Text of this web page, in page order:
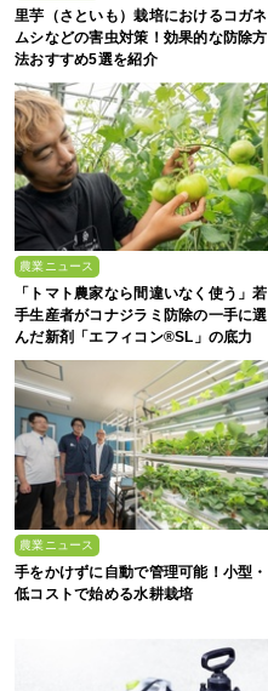
里芋（さといも）栽培におけるコガネ
ムシなどの害虫対策！効果的な防除方
法おすすめ5選を紹介
農業ニュース
「トマト農家なら間違いなく使う」若
手生産者がコナジラミ防除の一手に選
んだ新剤「エフィコン®SL」の底力
農業ニュース
手をかけずに自動で管理可能！小型・
低コストで始める水耕栽培